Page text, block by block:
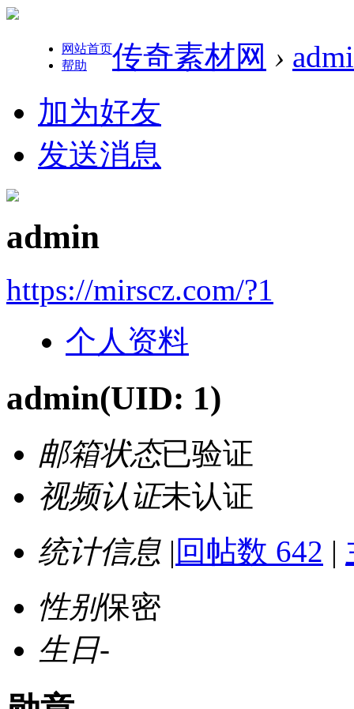
网站首页
帮助
传奇素材网 ›
加为好友
发送消息
admin
https://mirscz.com/?1
个人资料
admin(UID: 1)
邮箱状态已验证
视频认证未认证
统计信息 | 回帖数 642 |
性别保密
生日-